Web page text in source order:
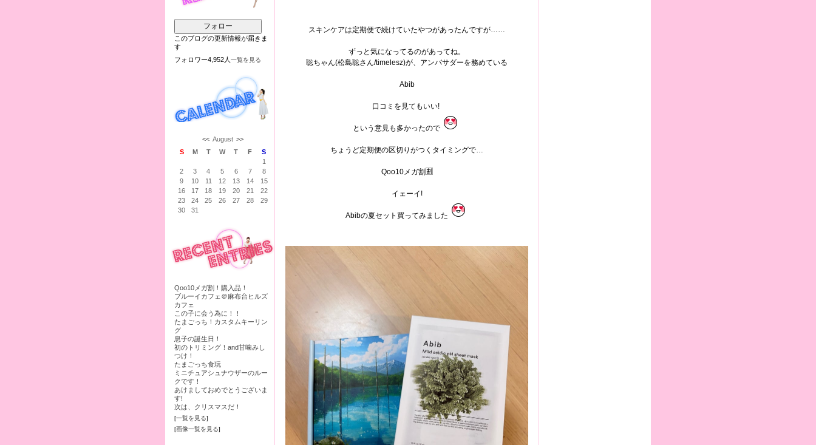
フォロー
このブログの更新情報が届きま
す
フォロワー4,952人 一覧を見る
<< August >>
S
M T W T F
S
1
2
3 4 5 6 7
8
9
10 11 12 13 14
15
16
17 18 19 20 21
22
23
24 25 26 27 28
29
30
31
Qoo10メガ割！購入品！
ブルーイカフェ＠麻布台ヒルズ
カフェ
この子に会う為に！！
たまごっち！カスタムキーリン
グ
息子の誕生日！
初のトリミング！and甘噛みし
つけ！
たまごっち食玩
ミニチュアシュナウザーのルー
クです！
あけましておめでとうございま
す!
次は、クリスマスだ！
[一覧を見る]
[画像一覧を見る]
スキンケアは定期便で続けていたやつがあったんですが……
ずっと気になってるのがあってね。
聡ちゃん(松島聡さん/timelesz)が、アンバサダーを務めている
Abib
口コミを見てもいい!
という意見も多かったので
ちょうど定期便の区切りがつくタイミングで…
Qoo10メガ割🈹
イェーイ!
Abibの夏セット買ってみました